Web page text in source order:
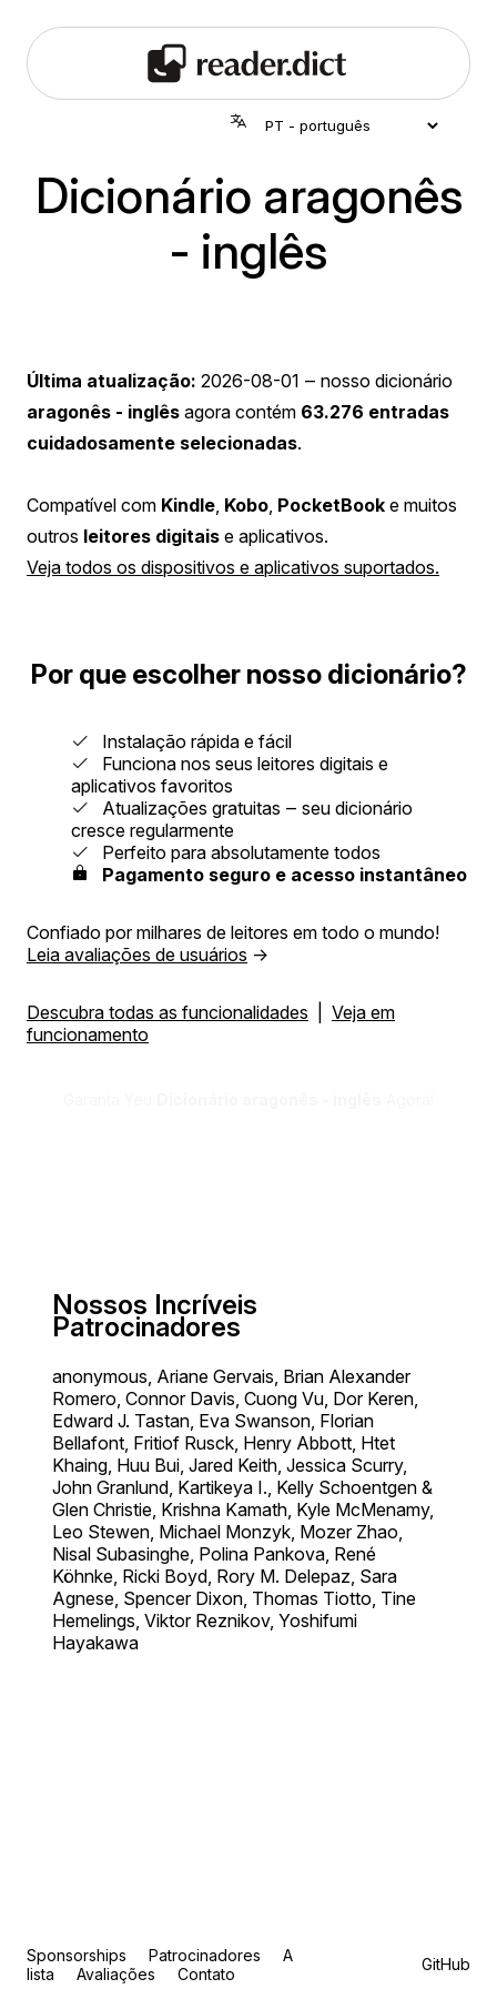
Dicionário aragonês
- inglês
Última atualização: 2026-08-01 ‒ nosso dicionário
aragonês - inglês agora contém 63.276 entradas
cuidadosamente selecionadas.
Compatível com Kindle Kobo PocketBook e muitos
outros leitores digitais e aplicativos.
Veja todos os dispositivos e aplicativos suportados.
Por que escolher nosso dicionário?
Instalação rápida e fácil
Funciona nos seus leitores digitais e
aplicativos favoritos
Atualizações gratuitas ‒ seu dicionário
cresce regularmente
Perfeito para absolutamente todos
Pagamento seguro e acesso instantâneo
Confiado por milhares de leitores em todo o mundo!
Leia avaliações de usuários →
Descubra todas as funcionalidades
Veja em
funcionamento
Nossos Incríveis
Patrocinadores
anonymous, Ariane Gervais, Brian Alexander
Romero, Connor Davis, Cuong Vu, Dor Keren,
Edward J. Tastan, Eva Swanson, Florian
Bellafont, Fritiof Rusck, Henry Abbott, Htet
Khaing, Huu Bui, Jared Keith, Jessica Scurry,
John Granlund, Kartikeya I., Kelly Schoentgen &
Glen Christie, Krishna Kamath, Kyle McMenamy,
Leo Stewen, Michael Monzyk, Mozer Zhao,
Nisal Subasinghe, Polina Pankova, René
Köhnke, Ricki Boyd, Rory M. Delepaz, Sara
Agnese, Spencer Dixon, Thomas Tiotto, Tine
Hemelings, Viktor Reznikov, Yoshifumi
Hayakawa
Sponsorships Patrocinadores
A
lista
Avaliações Contato GitHub